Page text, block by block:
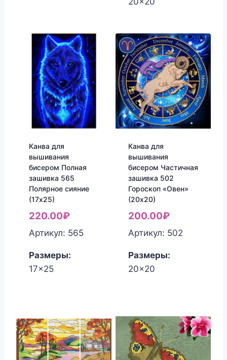
Канва для
вышивания
бисером Полная
зашивка 565
Полярное сияние
(17х25)
220.00₽
Артикул: 565
Размеры:
17x25
Канва для
вышивания
бисером Частичная
зашивка 502
Гороскоп «Овен»
(20х20)
200.00₽
Артикул: 502
Размеры:
20x20